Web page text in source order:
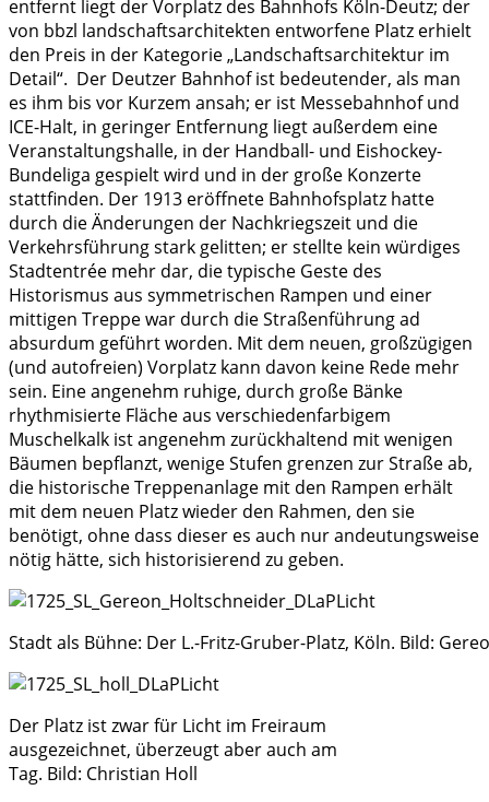
entfernt liegt der Vorplatz des Bahnhofs Köln-Deutz; der
von bbzl landschaftsarchitekten entworfene Platz erhielt
den Preis in der Kategorie „Landschaftsarchitektur im
Detail“. Der Deutzer Bahnhof ist bedeutender, als man
es ihm bis vor Kurzem ansah; er ist Messebahnhof und
ICE-Halt, in geringer Entfernung liegt außerdem eine
Veranstaltungshalle, in der Handball- und Eishockey-
Bundeliga gespielt wird und in der große Konzerte
stattfinden. Der 1913 eröffnete Bahnhofsplatz hatte
durch die Änderungen der Nachkriegszeit und die
Verkehrsführung stark gelitten; er stellte kein würdiges
Stadtentrée mehr dar, die typische Geste des
Historismus aus symmetrischen Rampen und einer
mittigen Treppe war durch die Straßenführung ad
absurdum geführt worden. Mit dem neuen, großzügigen
(und autofreien) Vorplatz kann davon keine Rede mehr
sein. Eine angenehm ruhige, durch große Bänke
rhythmisierte Fläche aus verschiedenfarbigem
Muschelkalk ist angenehm zurückhaltend mit wenigen
Bäumen bepflanzt, wenige Stufen grenzen zur Straße ab,
die historische Treppenanlage mit den Rampen erhält
mit dem neuen Platz wieder den Rahmen, den sie
benötigt, ohne dass dieser es auch nur andeutungsweise
nötig hätte, sich historisierend zu geben.
Stadt als Bühne: Der L.-Fritz-Gruber-Platz, Köln. Bild:
Der Platz ist zwar für Licht im Freiraum
ausgezeichnet, überzeugt aber auch am
Tag. Bild: Christian Holl